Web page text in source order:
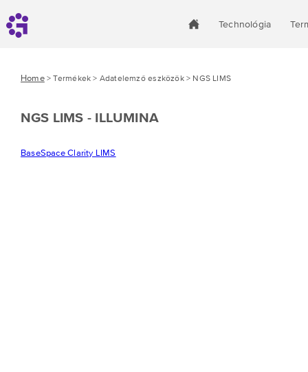
Technológia
Home> Termékek > Adatelemző eszközök > NGS LIMS
NGS LIMS - ILLUMINA
BaseSpace Clarity LIMS